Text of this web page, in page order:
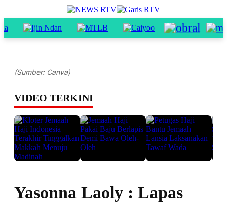
(Sumber: Canva)
VIDEO TERKINI
Yasonna Laoly : Lapas